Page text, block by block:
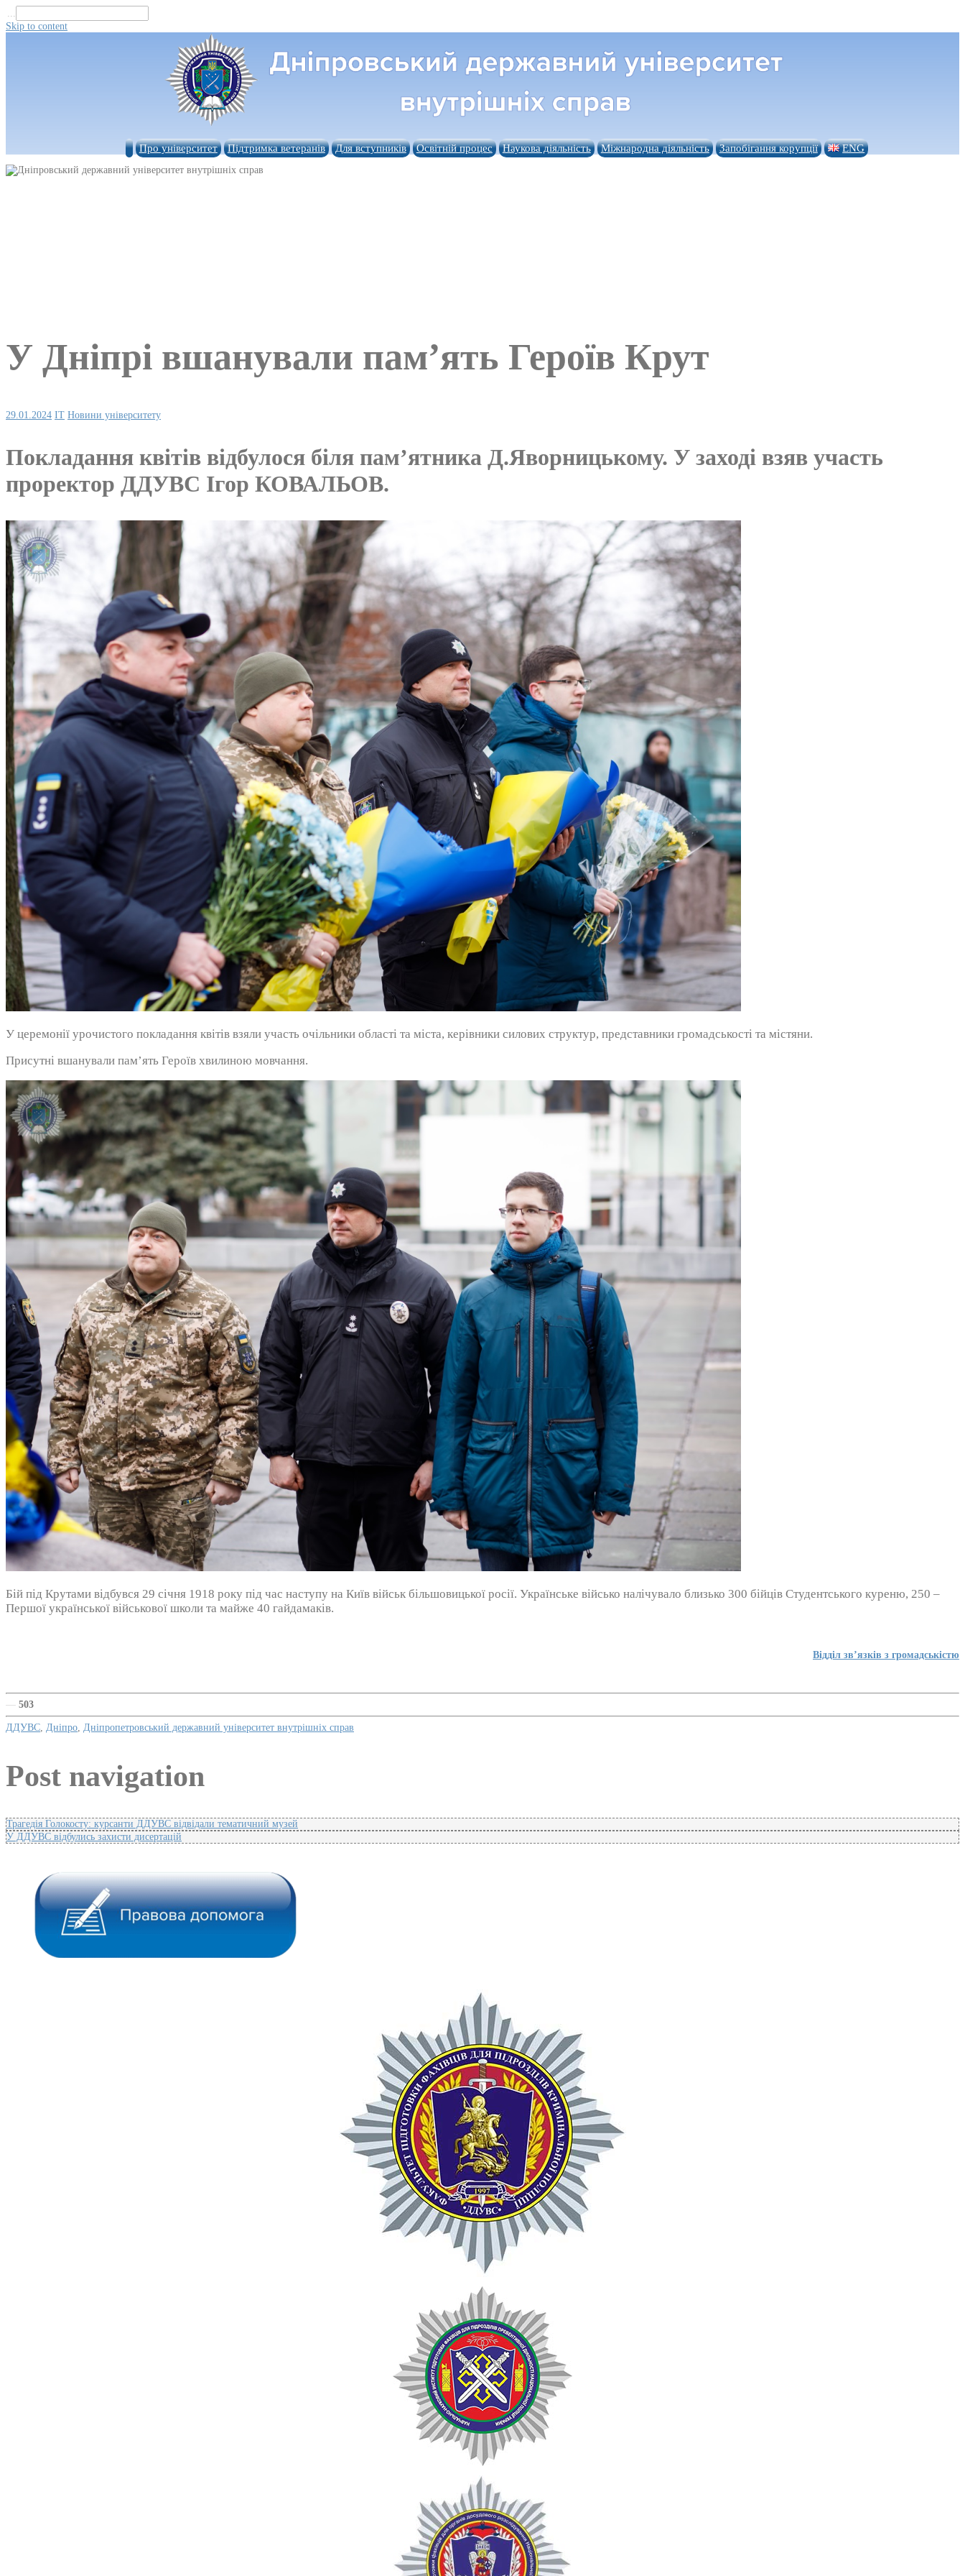
...
Skip to content
Про університет Підтримка ветеранів Для вступників Освітній процес Наукова діяльність Міжнародна діяльність Запобігання корупції ENG
У Дніпрі вшанували пам’ять Героїв Крут
29.01.2024 IT Новини університету
Покладання квітів відбулося біля пам’ятника Д.Яворницькому. У заході взяв участь
проректор ДДУВС Ігор КОВАЛЬОВ.
У церемонії урочистого покладання квітів взяли участь очільники області та міста, керівники силових структур, представники громадськості та містяни.
Присутні вшанували пам’ять Героїв хвилиною мовчання.
Бій під Крутами відбувся 29 січня 1918 року під час наступу на Київ військ більшовицької росії. Українське військо налічувало близько 300 бійців Студентського куреню, 250 –
Першої української військової школи та майже 40 гайдамаків.
Відділ зв’язків з громадськістю
— 503
ДДУВС Дніпро Дніпропетровський державний університет внутрішніх справ
Post navigation
Трагедія Голокосту: курсанти ДДУВС відвідали тематичний музей
У ДДУВС відбулись захисти дисертацій